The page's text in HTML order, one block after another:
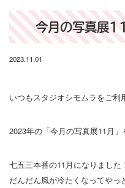
今月の写真展
2023.11.01
いつもスタジオシモムラをご
2023年の「今月の写真展11月
七五三本番の11月になりました
だんだん風が冷たくなってやっ